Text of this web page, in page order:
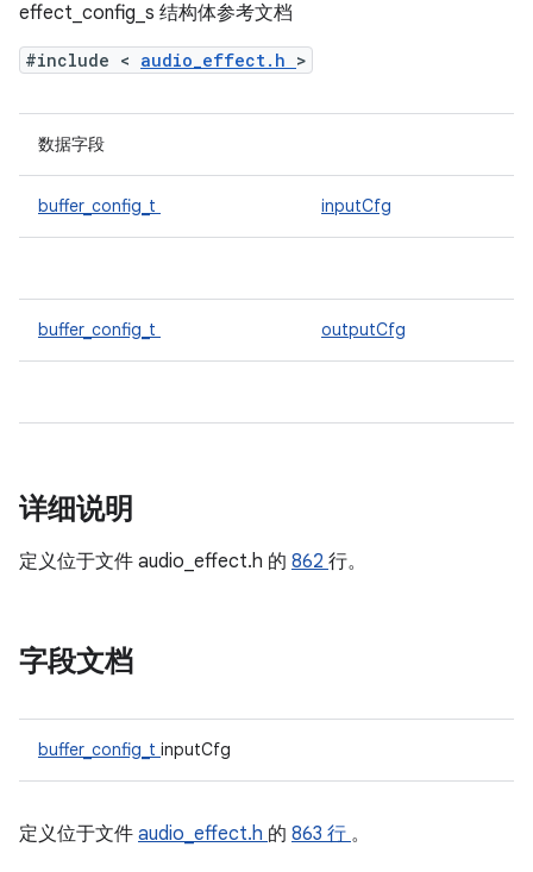
effect_config_s 结构体参考文档
#include < audio_effect.h >
数据字段
buffer_config_t inputCfg
buffer_config_t outputCfg
详细说明
定义位于文件 audio_effect.h 的 862 行。
字段文档
buffer_config_t inputCfg
定义位于文件 audio_effect.h 的 863 行 。